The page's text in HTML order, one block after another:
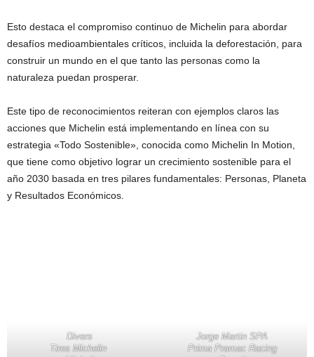
Esto destaca el compromiso continuo de Michelin para abordar
desafíos medioambientales críticos, incluida la deforestación, para
construir un mundo en el que tanto las personas como la
naturaleza puedan prosperar.
Este tipo de reconocimientos reiteran con ejemplos claros las
acciones que Michelin está implementando en línea con su
estrategia «Todo Sostenible», conocida como Michelin In Motion,
que tiene como objetivo lograr un crecimiento sostenible para el
año 2030 basada en tres pilares fundamentales: Personas, Planeta
y Resultados Económicos.
Divers
Tires Michelin
Jorge Martin SPA
Prima Pramac Racing